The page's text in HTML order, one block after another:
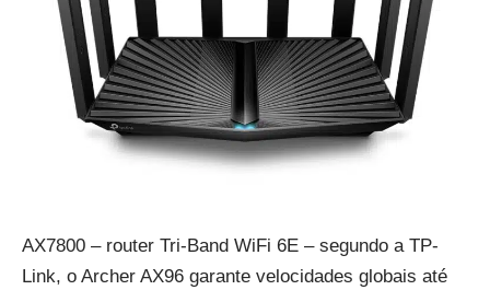
AX7800 – router Tri-Band WiFi 6E – segundo a TP-
Link, o Archer AX96 garante velocidades globais até